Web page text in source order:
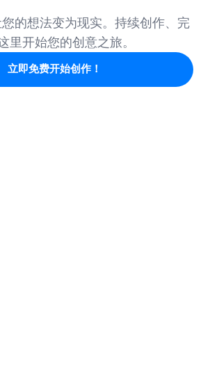
的想法变为现实。持续创作、完
开始您的创意之旅。
立即免费开始创作！